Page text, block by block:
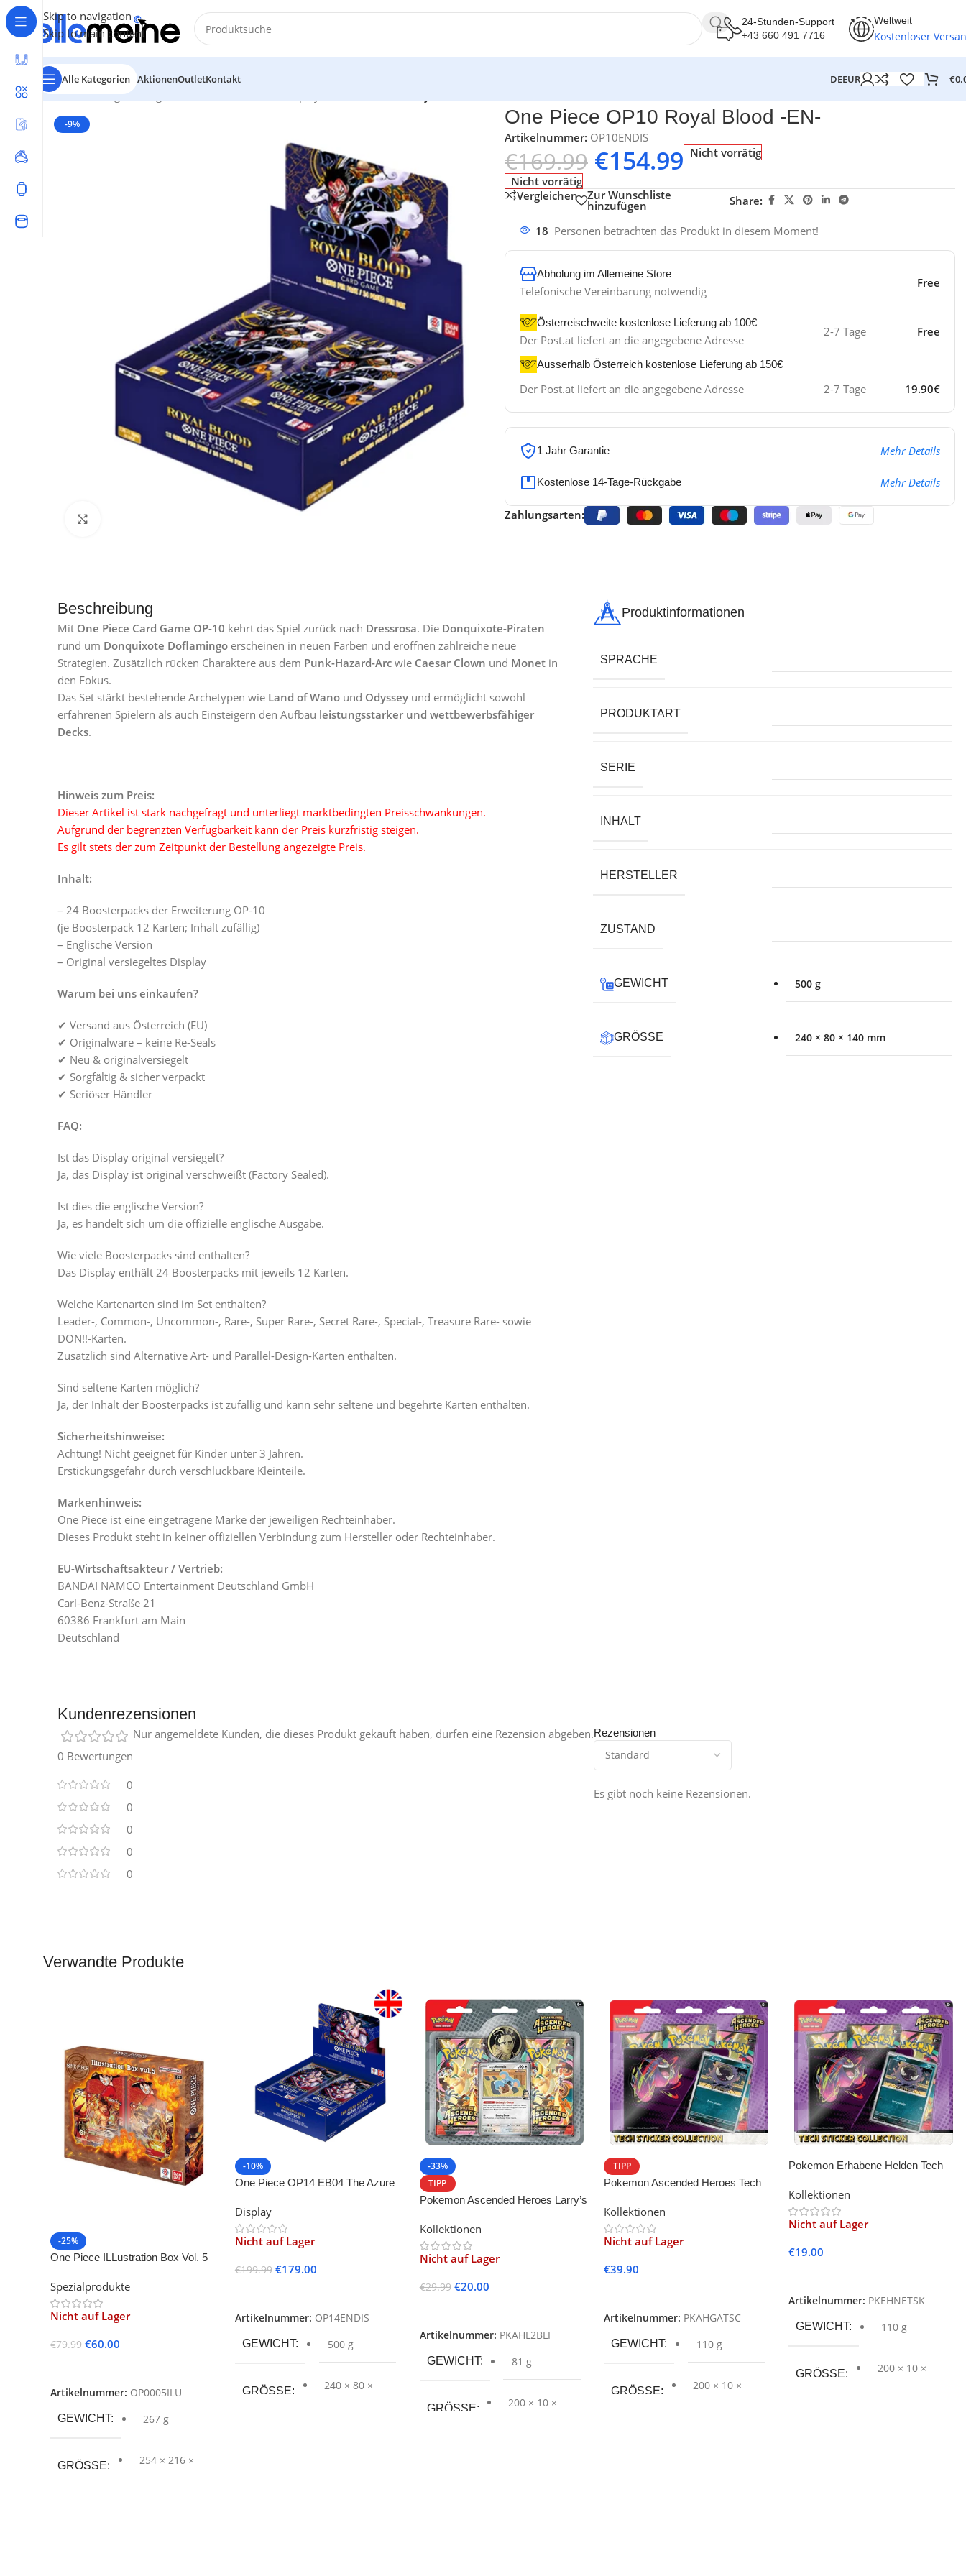
Skip to navigation
Skip to main content
24-Stunden-Support
+43 660 491 7716
Weltweit
Kostenloser
Alle Kategorien AktionenOutletKontakt DEEUR €
Start/Gaming/Trading Card Games
-9% One Piece OP10 Royal Blood -EN-
Artikelnummer: OP10ENDIS
€169.99 €154.99 Nicht vorrätig
Nicht vorrätig
Vergleichen
Zur Wunschliste
hinzufügen Share:
18 Personen betrachten das Produkt in diesem Moment!
Abholung im Allemeine Store
Telefonische Vereinbarung notwendig
Free
Österreischweite kostenlose Lieferung ab 100€
Der Post.at liefert an die angegebene Adresse
2-7 Tage Free
Ausserhalb Österreich kostenlose Lieferung ab 150€
Der Post.at liefert an die angegebene Adresse 2-7 Tage 19.90€
1 Jahr Garantie Mehr Details
Kostenlose 14-Tage-Rückgabe Mehr Details
Zahlungsarten:
Beschreibung
Mit One Piece Card Game OP-10 kehrt das Spiel zurück nach Dressrosa. Die Donquixote-Piraten
rund um Donquixote Doflamingo erscheinen in neuen Farben und eröffnen zahlreiche neue
Strategien. Zusätzlich rücken Charaktere aus dem Punk-Hazard-Arc wie Caesar Clown und Monet in
den Fokus.
Das Set stärkt bestehende Archetypen wie Land of Wano und Odyssey und ermöglicht sowohl
erfahrenen Spielern als auch Einsteigern den Aufbau leistungsstarker und wettbewerbsfähiger
Decks.
Hinweis zum Preis:
Dieser Artikel ist stark nachgefragt und unterliegt marktbedingten Preisschwankungen.
Aufgrund der begrenzten Verfügbarkeit kann der Preis kurzfristig steigen.
Es gilt stets der zum Zeitpunkt der Bestellung angezeigte Preis.
Inhalt:
– 24 Boosterpacks der Erweiterung OP-10
(je Boosterpack 12 Karten; Inhalt zufällig)
– Englische Version
– Original versiegeltes Display
Warum bei uns einkaufen?
✔ Versand aus Österreich (EU)
✔ Originalware – keine Re-Seals
✔ Neu & originalversiegelt
✔ Sorgfältig & sicher verpackt
✔ Seriöser Händler
FAQ:
Ist das Display original versiegelt?
Ja, das Display ist original verschweißt (Factory Sealed).
Ist dies die englische Version?
Ja, es handelt sich um die offizielle englische Ausgabe.
Wie viele Boosterpacks sind enthalten?
Das Display enthält 24 Boosterpacks mit jeweils 12 Karten.
Welche Kartenarten sind im Set enthalten?
Leader-, Common-, Uncommon-, Rare-, Super Rare-, Secret Rare-, Special-, Treasure Rare- sowie
DON!!-Karten.
Zusätzlich sind Alternative Art- und Parallel-Design-Karten enthalten.
Sind seltene Karten möglich?
Ja, der Inhalt der Boosterpacks ist zufällig und kann sehr seltene und begehrte Karten enthalten.
Sicherheitshinweise:
Achtung! Nicht geeignet für Kinder unter 3 Jahren.
Erstickungsgefahr durch verschluckbare Kleinteile.
Markenhinweis:
One Piece ist eine eingetragene Marke der jeweiligen Rechteinhaber.
Dieses Produkt steht in keiner offiziellen Verbindung zum Hersteller oder Rechteinhaber.
EU-Wirtschaftsakteur / Vertrieb:
BANDAI NAMCO Entertainment Deutschland GmbH
Carl-Benz-Straße 21
60386 Frankfurt am Main
Deutschland
Produktinformationen
SPRACHE
PRODUKTART
SERIE
INHALT
HERSTELLER
ZUSTAND
GEWICHT 500 g
GRÖSSE 240 × 80 × 140 mm
Kundenrezensionen
0 Bewertungen
0
0
0
0
0
Rezensionen
Es gibt noch keine Rezensionen.
Nur angemeldete Kunden, die dieses Produkt gekauft haben, dürfen eine Rezension abgeben.
Verwandte Produkte
-25%
One Piece ILLustration Box Vol. 5
Spezialprodukte
Nicht auf Lager
€79.99 €60.00
Artikelnummer: OP0005ILU
GEWICHT 267 g
GRÖSSE
254 × 216 ×
-10%
One Piece OP14 EB04 The Azure
Display
Nicht auf Lager
€199.99 €179.00
Artikelnummer: OP14ENDIS
GEWICHT 500 g
GRÖSSE
240 × 80 ×
-33%
TIPP
Pokemon Ascended Heroes Larry’s
Kollektionen
Nicht auf Lager
€29.99 €20.00
Artikelnummer: PKAHL2BLI
GEWICHT 81 g
GRÖSSE
200 × 10 ×
TIPP
Pokemon Ascended Heroes Tech
Kollektionen
Nicht auf Lager
€39.90
Artikelnummer: PKAHGATSC
GEWICHT 110 g
GRÖSSE
200 × 10 ×
Pokemon Erhabene Helden Tech
Kollektionen
Nicht auf Lager
€19.00
Artikelnummer: PKEHNETSK
GEWICHT 110 g
GRÖSSE
200 × 10 ×